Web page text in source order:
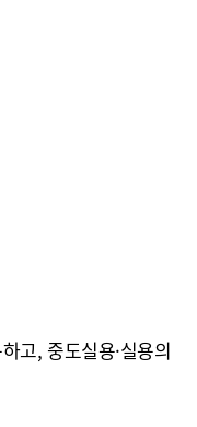
고, 중도실용·실용의